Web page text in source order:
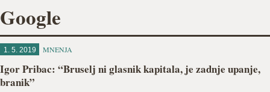
Google
1. 5. 2019 MNENJA
Igor Pribac: “Bruselj ni glasnik kapitala, je zadnje upanje,
branik”